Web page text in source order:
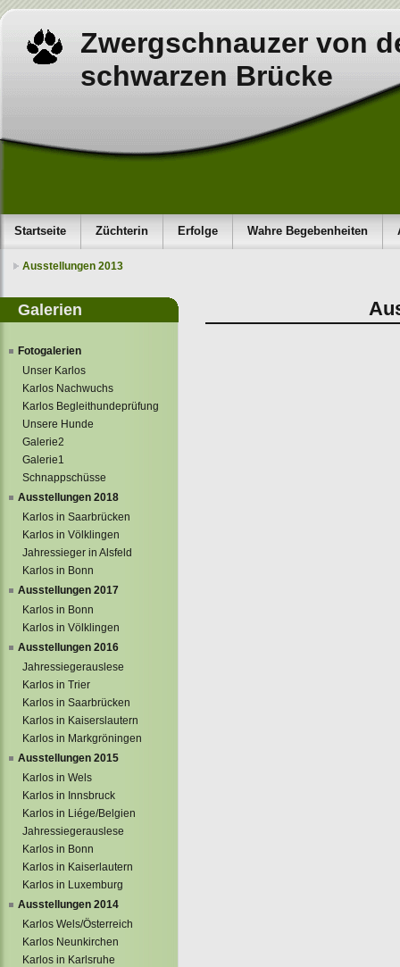
Zwergschnauzer von
schwarzen Brücke
Startseite Züchterin Erfolge Wahre Begebenheiten
Ausstellungen 2013
Galerien
Fotogalerien
Unser Karlos
Karlos Nachwuchs
Karlos Begleithundeprüfung
Unsere Hunde
Galerie2
Galerie1
Schnappschüsse
Ausstellungen 2018
Karlos in Saarbrücken
Karlos in Völklingen
Jahressieger in Alsfeld
Karlos in Bonn
Ausstellungen 2017
Karlos in Bonn
Karlos in Völklingen
Ausstellungen 2016
Jahressiegerauslese
Karlos in Trier
Karlos in Saarbrücken
Karlos in Kaiserslautern
Karlos in Markgröningen
Ausstellungen 2015
Karlos in Wels
Karlos in Innsbruck
Karlos in Liége/Belgien
Jahressiegerauslese
Karlos in Bonn
Karlos in Kaiserlautern
Karlos in Luxemburg
Ausstellungen 2014
Karlos Wels/Österreich
Karlos Neunkirchen
Karlos in Karlsruhe